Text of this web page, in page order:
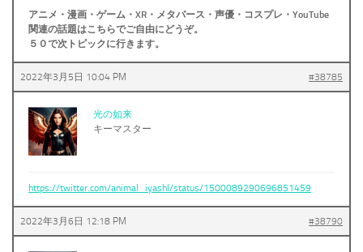
アニメ・漫画・ゲーム・XR・メタバース・声優・コスプレ・YouTube
関連の話題はこちらでご自由にどうぞ。
５０で次トピックに行きます。
2022年3月5日 10:04 PM #38785
光の如来
キーマスター
https://twitter.com/animal_iyashl/status/1500089290696851459
2022年3月6日 12:18 PM #38790